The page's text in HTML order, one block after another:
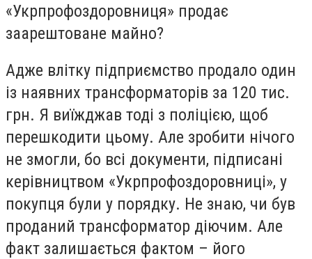
«Укрпрофоздоровниця» продає
заарештоване майно?
Адже влітку підприємство продало один
із наявних трансформаторів за 120 тис.
грн. Я виїжджав тоді з поліцією, щоб
перешкодити цьому. Але зробити нічого
не змогли, бо всі документи, підписані
керівництвом «Укрпрофоздоровниці», у
покупця були у порядку. Не знаю, чи був
проданий трансформатор діючим. Але
факт залишається фактом – його